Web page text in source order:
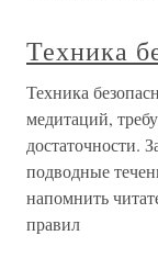
Техника
Техника
медитаций,
достаточности.
подводные
напомнить
правил